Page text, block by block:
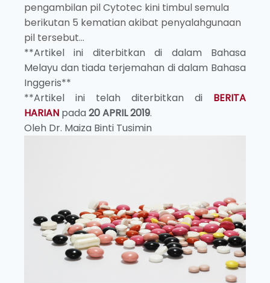
pengambilan pil Cytotec kini timbul semula
berikutan 5 kematian akibat penyalahgunaan
pil tersebut...
**Artikel ini diterbitkan di dalam Bahasa
Melayu dan tiada terjemahan di dalam Bahasa
Inggeris**
**Artikel ini telah diterbitkan di BERITA
HARIAN pada20 APRIL 2019.
Oleh Dr. Maiza Binti Tusimin